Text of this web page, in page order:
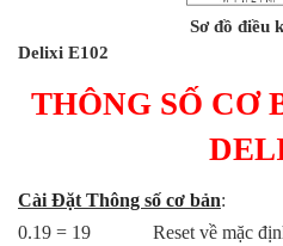
Sơ đồ điều khiển và
Delixi E102
THÔNG SỐ CƠ
Cài Đặt Thông số cơ bản:
0.19 = 19 Reset về mặc định